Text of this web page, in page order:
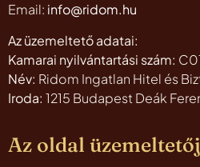
Email: info@ridom.hu
Az üzemeltető adatai:
Kamarai nyilvántartási szám:
Név: Ridom Ingatlan Hitel és
Iroda: 1215 Budapest Deák
Az oldal